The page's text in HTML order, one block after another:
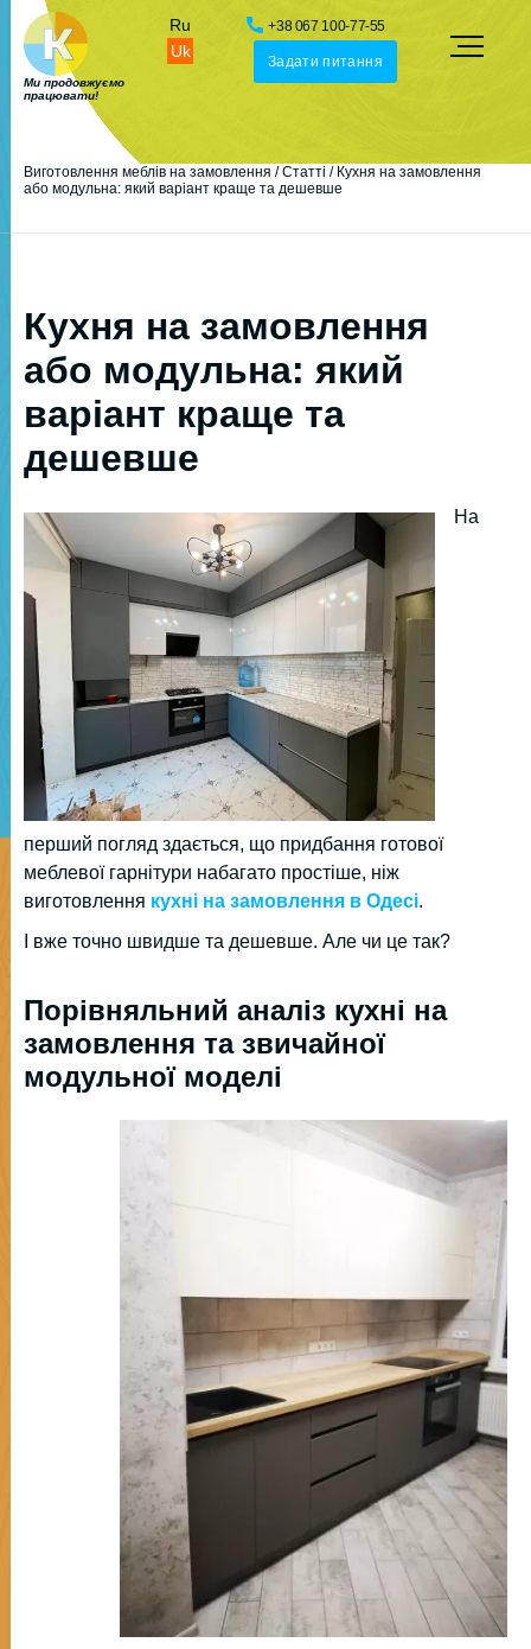
Ми продовжуємо
працювати!
Uk
Ru +38 067 100-77-55
Задати питання
Виготовлення меблів на замовлення /Статті / Кухня на замовлення
або модульна: який варіант краще та дешевше
Кухня на замовлення
або модульна: який
варіант краще та
дешевше
На
перший погляд здається, що придбання готової
меблевої гарнітури набагато простіше, ніж
виготовлення кухні на замовлення в Одесі.
І вже точно швидше та дешевше. Але чи це так?
Порівняльний аналіз кухні на
замовлення та звичайної
модульної моделі